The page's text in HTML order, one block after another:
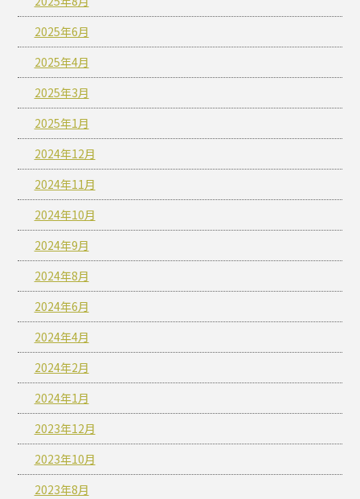
2025年6月
2025年4月
2025年3月
2025年1月
2024年12月
2024年11月
2024年10月
2024年9月
2024年8月
2024年6月
2024年4月
2024年2月
2024年1月
2023年12月
2023年10月
2023年8月